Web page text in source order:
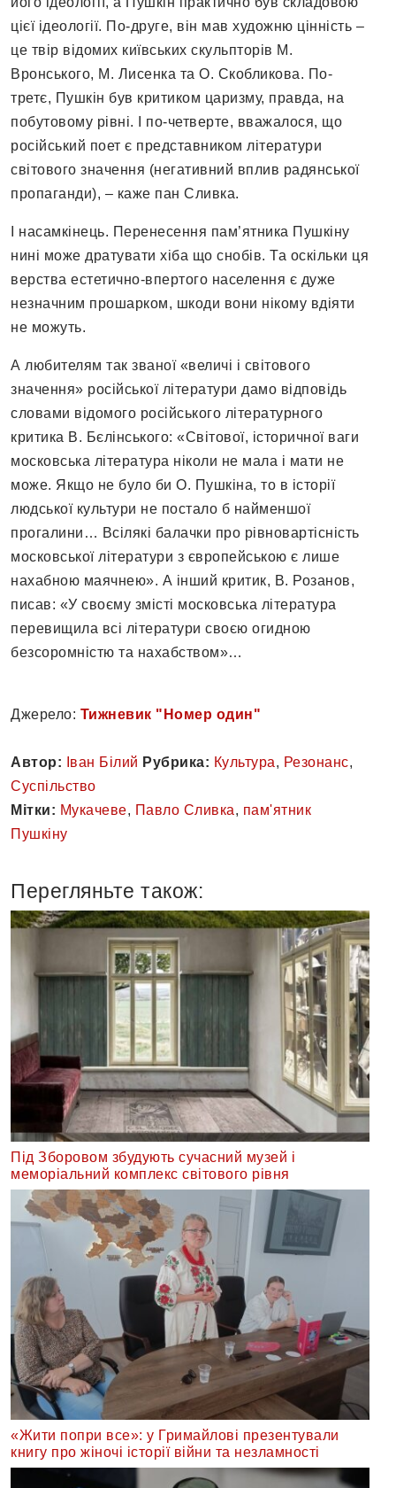
цієї ідеології. По-друге, він мав художню цінність –
це твір відомих київських скульпторів М.
Вронського, М. Лисенка та О. Скобликова. По-
третє, Пушкін був критиком царизму, правда, на
побутовому рівні. І по-четверте, вважалося, що
російський поет є представником літератури
світового значення (негативний вплив радянської
пропаганди), – каже пан Сливка.
І насамкінець. Перенесення пам’ятника Пушкіну
нині може дратувати хіба що снобів. Та оскільки ця
верства естетично-впертого населення є дуже
незначним прошарком, шкоди вони нікому вдіяти
не можуть.
А любителям так званої «величі і світового
значення» російської літератури дамо відповідь
словами відомого російського літературного
критика В. Бєлінського: «Світової, історичної ваги
московська література ніколи не мала і мати не
може. Якщо не було би О. Пушкіна, то в історії
людської культури не постало б найменшої
прогалини… Всілякі балачки про рівновартісність
московської літератури з європейською є лише
нахабною маячнею». А інший критик, В. Розанов,
писав: «У своєму змісті московська література
перевищила всі літератури своєю огидною
безсоромністю та нахабством»…
Джерело: Тижневик "Номер один"
Автор: Іван Білий Рубрика: Культура, Резонанс,
Суспільство
Мітки: Мукачеве, Павло Сливка, пам'ятник
Пушкіну
Перегляньте також:
Під Зборовом збудують сучасний музей і
меморіальний комплекс світового рівня
«Жити попри все»: у Гримайлові презентували
книгу про жіночі історії війни та незламності